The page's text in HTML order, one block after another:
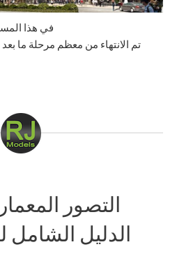
في هذا
تم الانتهاء من معظم مرحلة ما بعد
التصور
الدليل الشامل